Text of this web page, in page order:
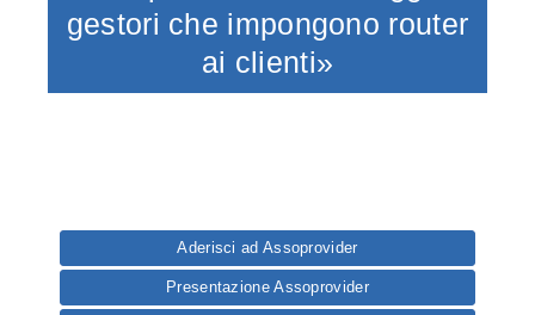
gestori che impongono router
ai clienti»
Aderisci ad Assoprovider
Presentazione Assoprovider